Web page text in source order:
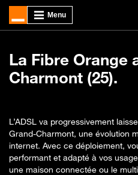
La Fibre Orange
Charmont (25).
L’ADSL va progressivement
Grand-Charmont, une évolution
internet. Avec ce déploiement,
performant et adapté à vos
une maison connectée ou le